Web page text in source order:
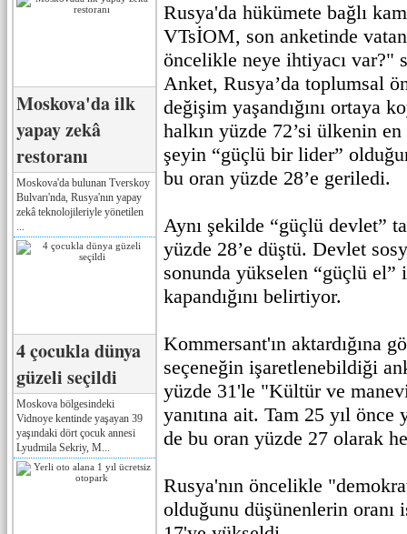
Moskova'da ilk
yapay zekâ
restoranı
Moskova'da bulunan Tverskoy
Bulvarı'nda, Rusya'nın yapay
zekâ teknolojileriyle yönetilen
4 çocukla dünya
güzeli seçildi
Moskova bölgesindeki
Vidnoye kentinde yaşayan 39
yaşındaki dört çocuk annesi
Lyudmila Sekriy, M...
Rusya'da hükümete bağlı
VTsİOM, son anketinde
öncelikle neye ihtiyacı var?"
Anket, Rusya’da toplumsal
değişim yaşandığını ortaya
halkın yüzde 72’si ülkenin
şeyin “güçlü bir lider”
bu oran yüzde 28’e geriledi.
Aynı şekilde “güçlü devlet”
yüzde 28’e düştü. Devlet
sonunda yükselen “güçlü el”
kapandığını belirtiyor.
Kommersant'ın aktardığına
seçeneğin işaretlenebildiği
yüzde 31'le "Kültür ve
yanıtına ait. Tam 25 yıl önce
de bu oran yüzde 27 olarak
Rusya'nın öncelikle
olduğunu düşünenlerin oranı